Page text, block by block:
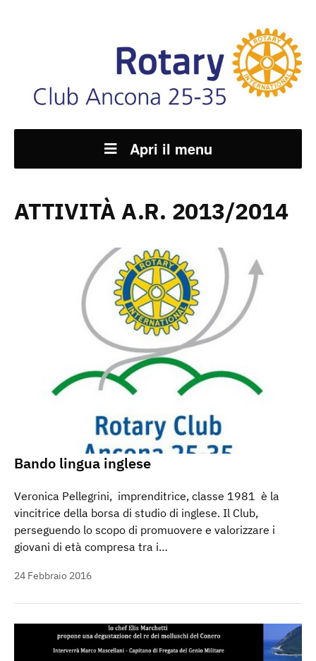
Apri il menu
ATTIVITÀ A.R. 2013/2014
Bando lingua inglese
Veronica Pellegrini, imprenditrice, classe 1981 è la
vincitrice della borsa di studio di inglese. Il Club,
perseguendo lo scopo di promuovere e valorizzare i
giovani di età compresa tra i…
24 Febbraio 2016